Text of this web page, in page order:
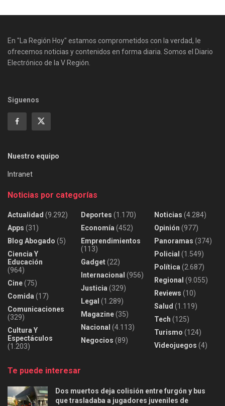
En "La Región Hoy" estamos comprometidos con la verdad, le
ofrecemos noticias y contenidos en forma diaria. Somos el Diario
Electrónico de la V Región.
Siguenos
Nuestro equipo
Intranet
Noticias por categorías
Actualidad (9.292)
Apps (31)
Blog Abogado (5)
Ciencia Y
Educación
(964)
Cine(75)
Comida (17)
Comunicaciones
(329)
Cultura Y
Espectáculos
(1.203)
Deportes (1.170)
Economía (452)
Emprendimientos
(113)
Gadget(22)
Internacional (956)
Justicia (329)
Legal (1.289)
Magazine(35)
Nacional (4.113)
Negocios (89)
Noticias (4.284)
Opinión (977)
Panoramas (374)
Policial (1.549)
Política (2.687)
Regional (9.055)
Reviews (10)
Salud (1.119)
Tech (125)
Turismo (124)
Videojuegos (4)
Te puede interesar
Dos muertos deja colisión entre furgón y bus
que trasladaba a jugadores juveniles de